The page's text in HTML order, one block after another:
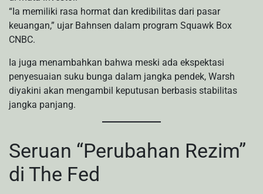
“Ia memiliki rasa hormat dan kredibilitas dari pasar
keuangan,” ujar Bahnsen dalam program Squawk Box
CNBC.
Ia juga menambahkan bahwa meski ada ekspektasi
penyesuaian suku bunga dalam jangka pendek, Warsh
diyakini akan mengambil keputusan berbasis stabilitas
jangka panjang.
Seruan “Perubahan Rezim”
di The Fed